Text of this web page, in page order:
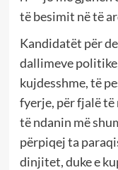
të besimit në të
Kandidatët për
dallimeve
kujdesshme, të
fyerje, për fjalë të
të ndanin më
përpiqej ta
dinjitet, duke e